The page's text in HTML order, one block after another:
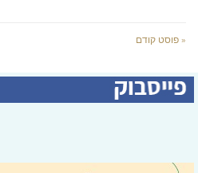
« פוסט קודם